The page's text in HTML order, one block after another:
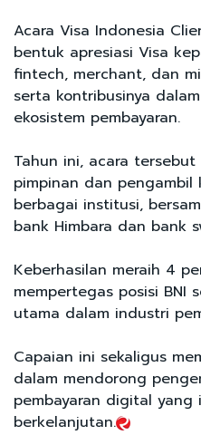
Acara Visa Indonesia
bentuk apresiasi Visa
fintech, merchant, dan
serta kontribusinya
ekosistem pembayaran.
Tahun ini, acara
pimpinan dan
berbagai institusi,
bank Himbara dan bank
Keberhasilan meraih 4
mempertegas posisi BNI
utama dalam industri
Capaian ini sekaligus
dalam mendorong
pembayaran digital yang
berkelanjutan.